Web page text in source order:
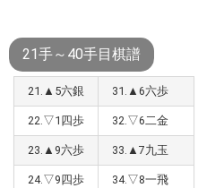
21手～40手目棋譜
21.▲5六銀 31.▲6六歩
22.▽1四歩 32.▽6二金
23.▲9六歩 33.▲7九玉
24.▽9四歩 34.▽8一飛